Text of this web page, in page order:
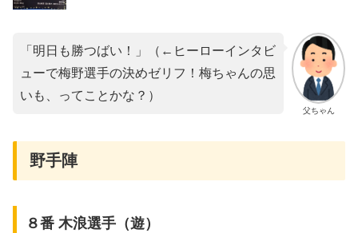
父ちゃん
「明日も勝つばい！」（←ヒーローインタビ
ューで梅野選手の決めゼリフ！梅ちゃんの思
いも、ってことかな？）
野手陣
８番 木浪選手（遊）